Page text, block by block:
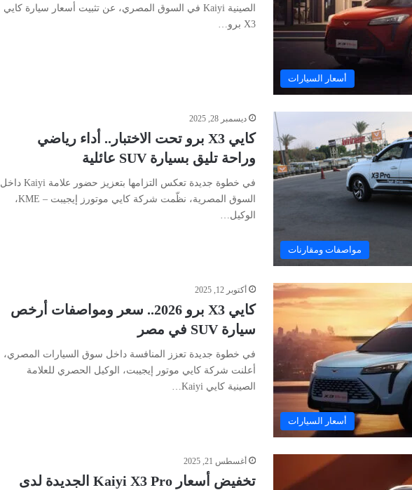
أسعار السيارات
الصينية Kaiyi في السوق المصري، عن تثبيت أسعار سيارة كايي
X3 برو…
مواصفات ومقارنات
ديسمبر 28, 2025
كايي X3 برو تحت الاختبار.. أداء رياضي
وراحة تليق بسيارة SUV عائلية
في خطوة جديدة تعكس التزامها بتعزيز حضور علامة Kaiyi داخل
السوق المصرية، نظّمت شركة كايي موتورز إيجيبت – KME،
الوكيل…
أسعار السيارات
أكتوبر 12, 2025
كايي X3 برو 2026.. سعر ومواصفات أرخص
سيارة SUV في مصر
في خطوة جديدة تعزز المنافسة داخل سوق السيارات المصري،
أعلنت شركة كايي موتور إيجيبت، الوكيل الحصري للعلامة
الصينية كايي Kaiyi…
أغسطس 21, 2025
تخفيض أسعار Kaiyi X3 Pro الجديدة لدى